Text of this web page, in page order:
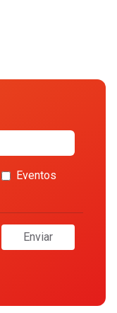
Eventos
Enviar